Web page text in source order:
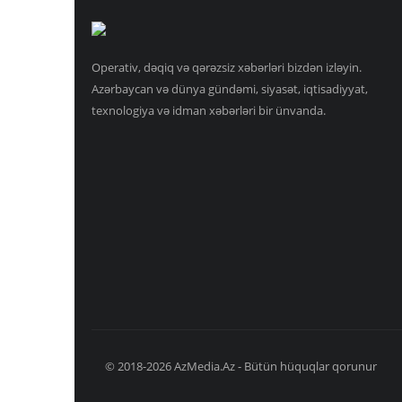
Operativ, dəqiq və qərəzsiz xəbərləri bizdən izləyin.
Azərbaycan və dünya gündəmi, siyasət, iqtisadiyyat,
texnologiya və idman xəbərləri bir ünvanda.
© 2018-2026 AzMedia.Az - Bütün hüquqlar qorunur